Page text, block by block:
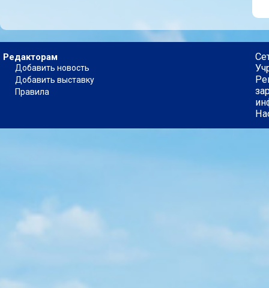
Редакторам
Добавить новость
Добавить выставку
Правила